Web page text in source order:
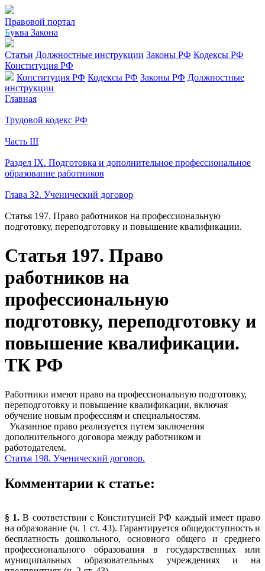
Правовой портал
Буква Закона
Статьи Должностные инструкции Законы РФ Кодексы РФ
Конституция РФ
Конституция РФ Кодексы РФ Законы РФ Должностные
инструкции
Главная
Трудовой кодекс РФ
Часть III
Раздел IX. Подготовка и дополнительное профессиональное
образование работников
Глава 32. Ученический договор
Статья 197. Право работников на профессиональную
подготовку, переподготовку и повышение квалификации.
Статья 197. Право
работников на
профессиональную
подготовку, переподготовку и
повышение квалификации.
ТК РФ
Работники имеют право на профессиональную подготовку,
переподготовку и повышение квалификации, включая
обучение новым профессиям и специальностям.
Указанное право реализуется путем заключения
дополнительного договора между работником и
работодателем.
Статья 198. Ученический договор.
Комментарии к статье:
§ 1.В соответствии с Конституцией РФ каждый имеет право
на образование (ч. 1 ст. 43). Гарантируется общедоступность и
бесплатность дошкольного, основного общего и среднего
профессионального образования в государственных или
муниципальных образовательных учреждениях и на